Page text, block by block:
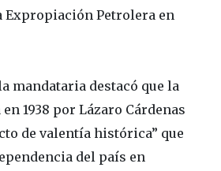
Expropiación Petrolera en
mandataria destacó que la
1938 por Lázaro Cárdenas
de valentía histórica” que
del país en